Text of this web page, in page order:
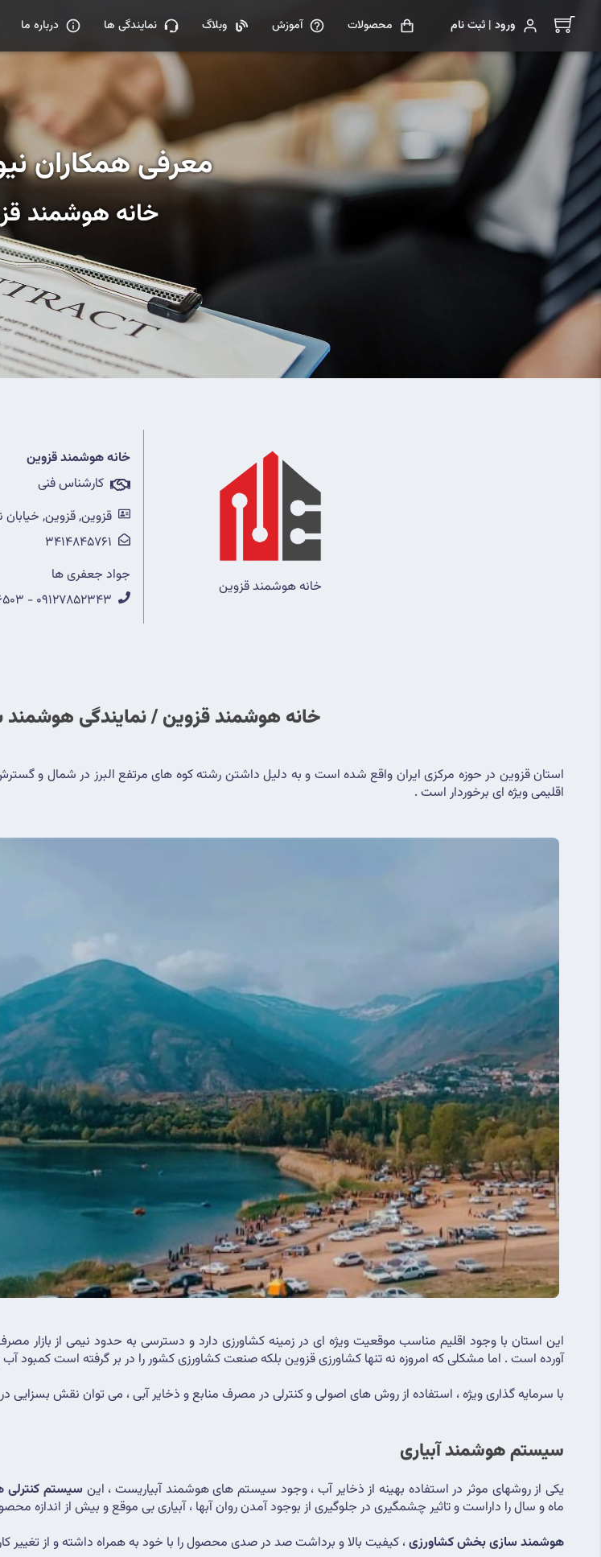
ورود | ثبت نام محصولات آموزش وبلاگ نمایندگی ها درباره ما
معرفی همکاران
خانه هوشمند
خانه هوشمند قزوین
خانه هوشمند قزوین
کارشناس فنی
قزوين, قزوین, خیابان
3414845761
جواد جعفری ها
09127852343 - 09338246503
خانه هوشمند قزوین / نمایندگی هوشمند
اقلیمی ویژه ای برخوردار است .
آورده است . اما مشکلی که امروزه نه تنها کشاورزی قزوین بلکه صنعت کشاورزی کشور را در بر گرفته است
با سرمایه گذاری ویژه ، استفاده از روش های اصولی و کنترلی در مصرف منابع و ذخایر آبی ، می توان نقش
سیستم هوشمند آبیاری
یکی از روشهای موثر در استفاده بهینه از ذخایر آب ، وجود سیستم های هوشمند آبیاریست ، این سیستم کنترلی
ماه و سال را داراست و تاثیر چشمگیری در جلوگیری از بوجود آمدن روان آبها ، آبیاری بی موقع و بیش از اندازه
هوشمند سازی بخش کشاورزی ، کیفیت بالا و برداشت صد در صدی محصول را با خود به همراه داشته و از تغییر